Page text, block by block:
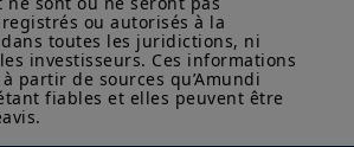
économique devrait
moyenne 2,3 % en 2026,
à 2,0 % en 2027.
ou autorisés à la
toutes les juridictions, ni
investisseurs. Ces informations
partir de sources qu’Amundi
fiables et elles peuvent être